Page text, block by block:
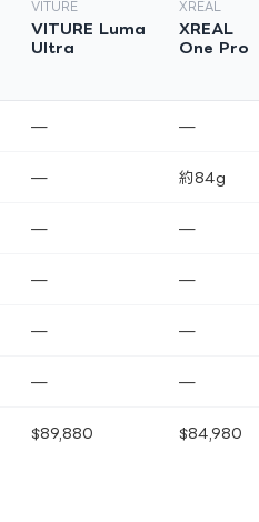
VITURE
VITURE Luma
Ultra
XREAL
XREAL
One Pro
— —
— 約84g
— —
— —
— —
— —
$89,880 $84,980